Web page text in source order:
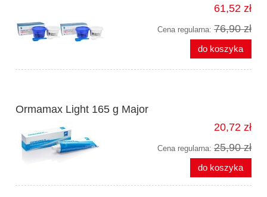
61,52 zł
Cena regularna: 76,90 zł
do koszyka
Ormamax Light 165 g Major
20,72 zł
Cena regularna: 25,90 zł
do koszyka